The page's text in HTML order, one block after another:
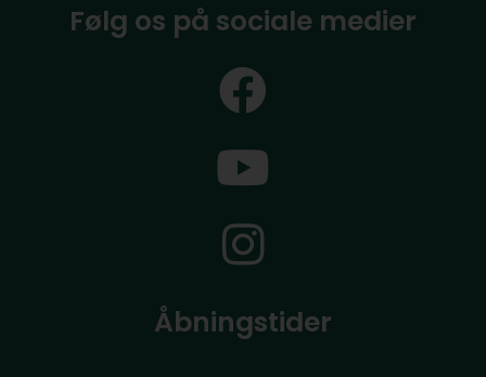
Følg os på sociale medier
Åbningstider